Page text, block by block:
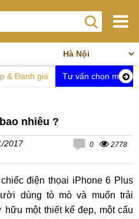
& Đánh giá Tư vấn chọn mua
nhiêu ?
2017
0 2778
điện thọai iPhone 6 Plus
dùng tò mò và muốn trải
một thiết kế đẹp, một cấu